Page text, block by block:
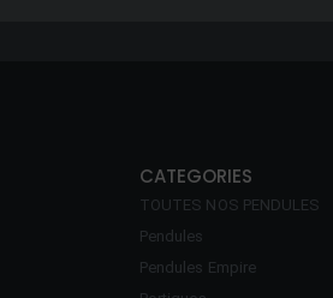
CATEGORIES
TOUTES NOS PENDULES
Pendules
Pendules Empire